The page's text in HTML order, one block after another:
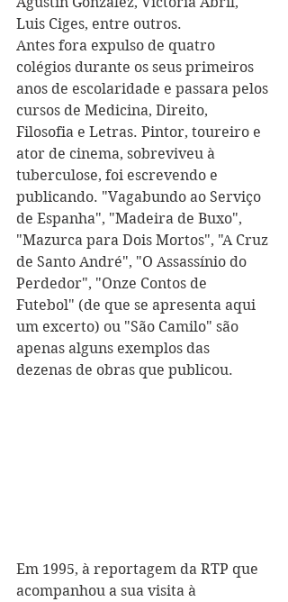
Luis Ciges, entre outros.
Antes fora expulso de quatro
colégios durante os seus primeiros
anos de escolaridade e passara pelos
cursos de Medicina, Direito,
Filosofia e Letras. Pintor, toureiro e
ator de cinema, sobreviveu à
tuberculose, foi escrevendo e
publicando. "Vagabundo ao Serviço
de Espanha", "Madeira de Buxo",
"Mazurca para Dois Mortos", "A Cruz
de Santo André", "O Assassínio do
Perdedor", "Onze Contos de
Futebol" (de que se apresenta aqui
um excerto) ou "São Camilo" são
apenas alguns exemplos das
dezenas de obras que publicou.
Em 1995, à reportagem da RTP que
acompanhou a sua visita à